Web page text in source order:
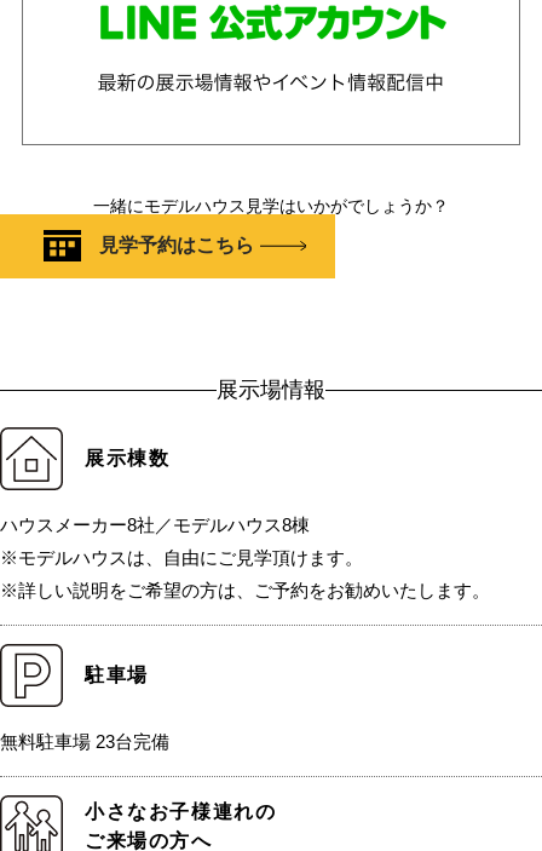
一緒にモデルハウス見学はいかがでしょうか？
見学予約はこちら
展示場情報
展示棟数
ハウスメーカー8社／モデルハウス8棟
※モデルハウスは、自由にご見学頂けます。
※詳しい説明をご希望の方は、ご予約をお勧めいたします。
駐車場
無料駐車場 23台完備
小さなお子様連れの
ご来場の方へ